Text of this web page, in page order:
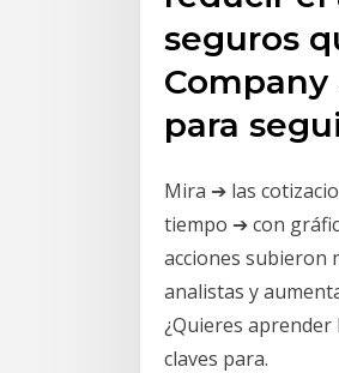
seguros
para
Mira ➔ las
tiempo ➔ con
acciones subieron
analistas y
¿Quieres aprender
claves para.